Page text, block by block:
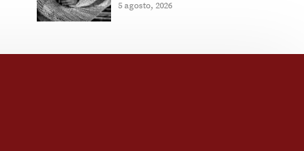
5 agosto, 2026